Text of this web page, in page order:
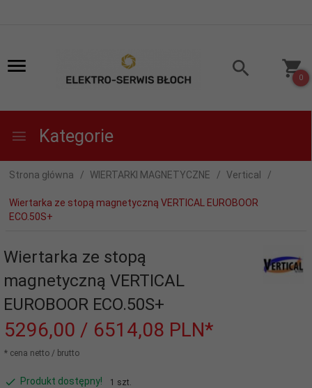
0
Kategorie
Strona główna WIERTARKI MAGNETYCZNE Vertical
Wiertarka ze stopą magnetyczną VERTICAL EUROBOOR
ECO.50S+
Wiertarka ze stopą
magnetyczną VERTICAL
EUROBOOR ECO.50S+
5296,00 / 6514,08 PLN*
* cena netto / brutto
Produkt dostępny! 1 szt.